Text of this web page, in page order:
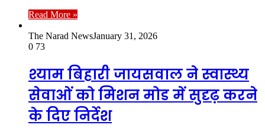
Read More »
The Narad NewsJanuary 31, 2026
0 73
श्याम बिहारी जायसवाल ने स्वास्थ्य
सेवाओं को मिशन मोड में सुदृढ़ करने
के दिए निर्देश